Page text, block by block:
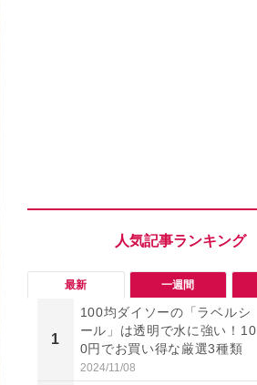
最新 一週間
1
100均ダイソーの「ラベルシ
ール」は透明で水に強い！10
0円でお買い得な厳選3種類
2024/11/08